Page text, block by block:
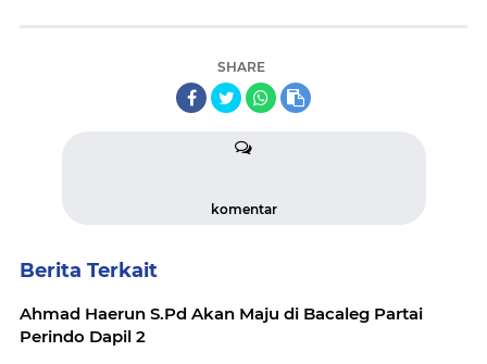
SHARE
komentar
Berita Terkait
Ahmad Haerun S.Pd Akan Maju di Bacaleg Partai
Perindo Dapil 2